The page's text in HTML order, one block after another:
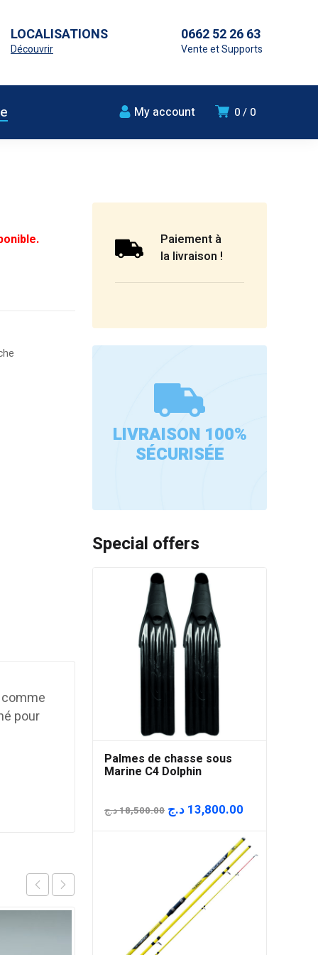
LOCALISATIONS
Découvrir
0662 52 26 63
Vente et Supports
0 0
My account
pour
Paiement à
la livraison !
LIVRAISON 100%
SÉCURISÉE
Special offers
Palmes de chasse sous
Marine C4 Dolphin
18,500.00د.ج
Le 13,800.00 د.ج
actuel
est :